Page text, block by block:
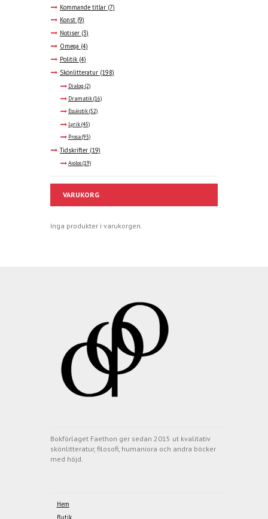
Kommande titlar (7)
Konst (9)
Notiser (3)
Omega (4)
Politik (4)
Skönlitteratur (198)
Dialog (2)
Dramatik(16)
Essäistik(52)
Lyrik(45)
Prosa(95)
Tidskrifter (19)
Aiolos(19)
VARUKORG
Inga produkter i varukorgen.
Bokförlaget Faethon ger sedan 2015 ut kvalitativ
skönlitteratur, filosofi, humaniora och andra böcker
med höjd.
Hem
Butik